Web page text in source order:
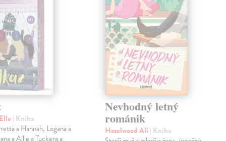
| Kniha
a Hannah, Logana a
a Allie a Tuckera a
Nevhodný letný
románik
Hazelwood Ali | Kniha